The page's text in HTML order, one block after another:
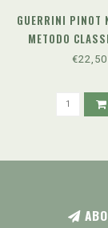
GUERRINI PINOT
METODO
€22,50